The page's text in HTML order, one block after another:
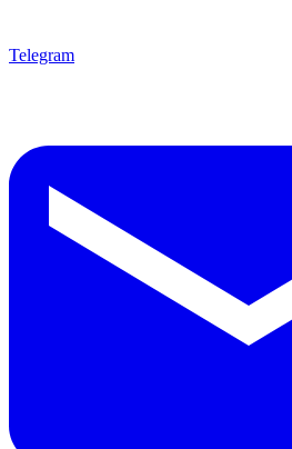
Telegram